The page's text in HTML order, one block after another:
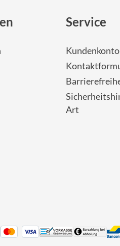
Service
Kundenkonto
Art